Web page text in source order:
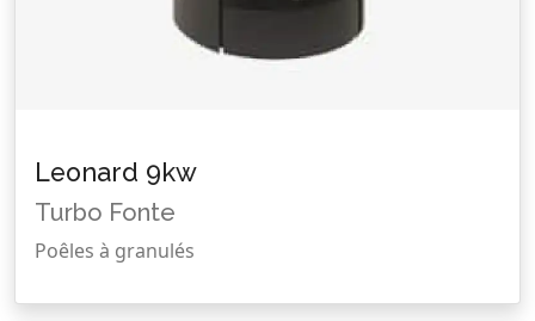
Leonard 9kw
Turbo Fonte
Poêles à granulés